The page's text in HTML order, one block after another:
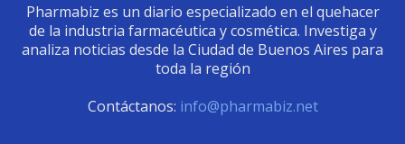
Pharmabiz es un diario especializado en el quehacer
de la industria farmacéutica y cosmética. Investiga y
analiza noticias desde la Ciudad de Buenos Aires para
toda la región
Contáctanos: info@pharmabiz.net